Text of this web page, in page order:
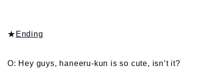
★ Ending
O: Hey guys, haneeru-kun is so cute, isn’t it?